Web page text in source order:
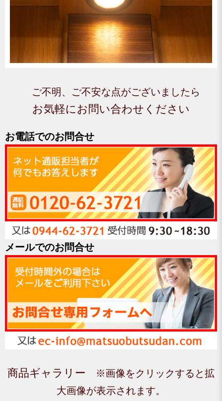
ご不明、ご不安な点がございましたら
お気軽にお問い合わせください
お電話でのお問合せ
メールでのお問合せ
商品ギャラリー
※画像をクリックすると拡
大画像が表示されます。